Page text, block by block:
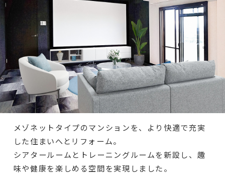
メゾネットタイプのマンションを、より快適で充実
した住まいへとリフォーム。
シアタールームとトレーニングルームを新設し、趣
味や健康を楽しめる空間を実現しました。